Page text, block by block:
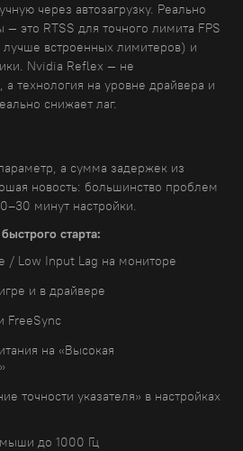
через автозагрузку. Реально
это RTSS для точного лимита FPS
встроенных лимитеров) и
Nvidia Reflex — не
технология на уровне драйвера и
снижает лаг.
а сумма задержек из
новость: большинство проблем
минут настройки.
старта:
/ Low Input Lag на мониторе
и в драйвере
FreeSync
на «Высокая
точности указателя» в настройках
до 1000 Гц